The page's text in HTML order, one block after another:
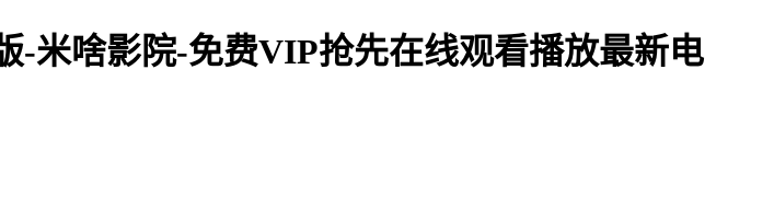
-米啥影院-免费VIP抢先在线观看播放最新电